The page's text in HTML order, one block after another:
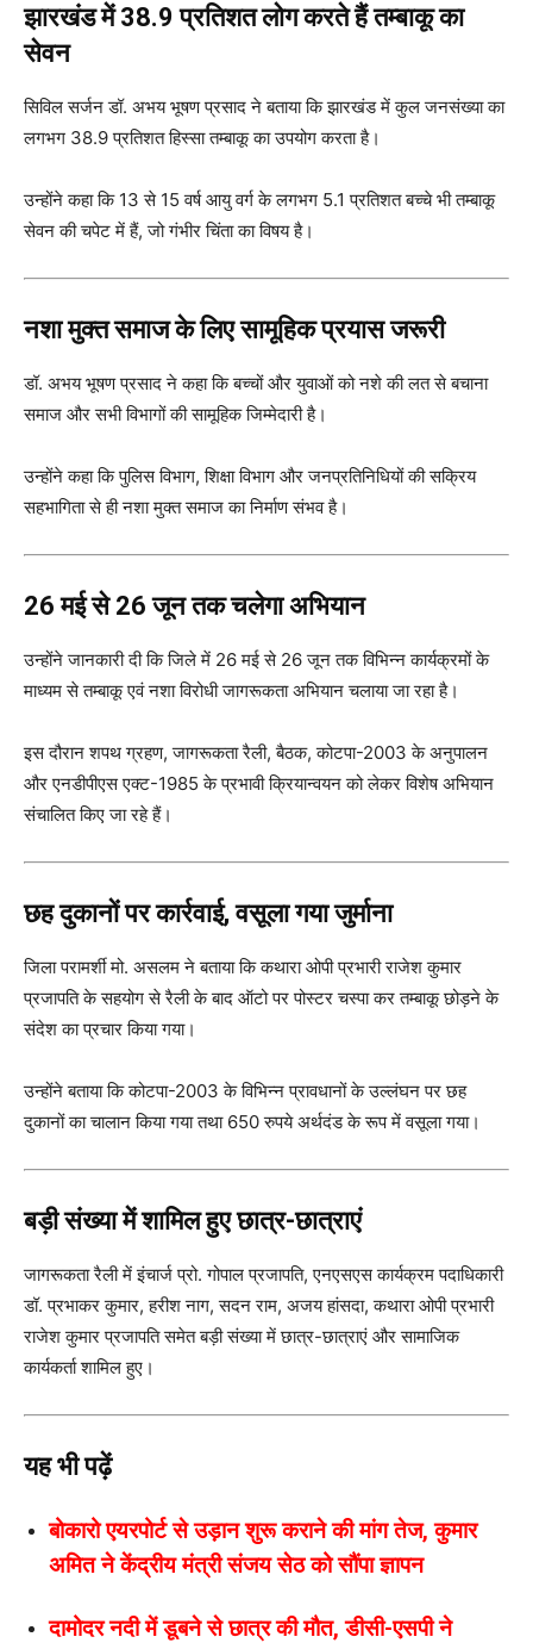
झारखंड में 38.9 प्रतिशत लोग करते हैं तम्बाकू का
सेवन
सिविल सर्जन डॉ. अभय भूषण प्रसाद ने बताया कि झारखंड में कुल जनसंख्या का
लगभग 38.9 प्रतिशत हिस्सा तम्बाकू का उपयोग करता है।
उन्होंने कहा कि 13 से 15 वर्ष आयु वर्ग के लगभग 5.1 प्रतिशत बच्चे भी तम्बाकू
सेवन की चपेट में हैं, जो गंभीर चिंता का विषय है।
नशा मुक्त समाज के लिए सामूहिक प्रयास जरूरी
डॉ. अभय भूषण प्रसाद ने कहा कि बच्चों और युवाओं को नशे की लत से बचाना
समाज और सभी विभागों की सामूहिक जिम्मेदारी है।
उन्होंने कहा कि पुलिस विभाग, शिक्षा विभाग और जनप्रतिनिधियों की सक्रिय
सहभागिता से ही नशा मुक्त समाज का निर्माण संभव है।
26 मई से 26 जून तक चलेगा अभियान
उन्होंने जानकारी दी कि जिले में 26 मई से 26 जून तक विभिन्न कार्यक्रमों के
माध्यम से तम्बाकू एवं नशा विरोधी जागरूकता अभियान चलाया जा रहा है।
इस दौरान शपथ ग्रहण, जागरूकता रैली, बैठक, कोटपा-2003 के अनुपालन
और एनडीपीएस एक्ट-1985 के प्रभावी क्रियान्वयन को लेकर विशेष अभियान
संचालित किए जा रहे हैं।
छह दुकानों पर कार्रवाई, वसूला गया जुर्माना
जिला परामर्शी मो. असलम ने बताया कि कथारा ओपी प्रभारी राजेश कुमार
प्रजापति के सहयोग से रैली के बाद ऑटो पर पोस्टर चस्पा कर तम्बाकू छोड़ने के
संदेश का प्रचार किया गया।
उन्होंने बताया कि कोटपा-2003 के विभिन्न प्रावधानों के उल्लंघन पर छह
दुकानों का चालान किया गया तथा 650 रुपये अर्थदंड के रूप में वसूला गया।
बड़ी संख्या में शामिल हुए छात्र-छात्राएं
जागरूकता रैली में इंचार्ज प्रो. गोपाल प्रजापति, एनएसएस कार्यक्रम पदाधिकारी
डॉ. प्रभाकर कुमार, हरीश नाग, सदन राम, अजय हांसदा, कथारा ओपी प्रभारी
राजेश कुमार प्रजापति समेत बड़ी संख्या में छात्र-छात्राएं और सामाजिक
कार्यकर्ता शामिल हुए।
यह भी पढ़ें
बोकारो एयरपोर्ट से उड़ान शुरू कराने की मांग तेज, कुमार
अमित ने केंद्रीय मंत्री संजय सेठ को सौंपा ज्ञापन
दामोदर नदी में डूबने से छात्र की मौत, डीसी-एसपी ने